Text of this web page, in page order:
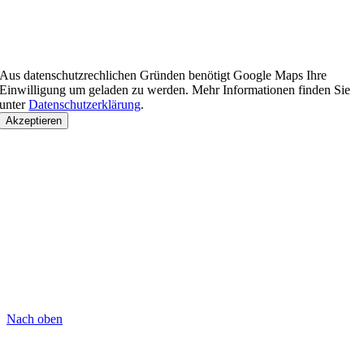
Aus datenschutzrechlichen Gründen benötigt Google Maps Ihre
Einwilligung um geladen zu werden. Mehr Informationen finden Sie
unterDatenschutzerklärung.
Akzeptieren
Nach oben